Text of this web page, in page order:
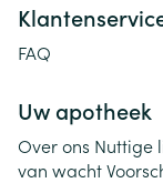
FAQ
Uw apotheek
Over ons Nuttige
van wacht